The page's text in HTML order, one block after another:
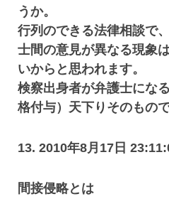
うか。
行列のできる法律相談で
士間の意見が異なる現象
いからと思われます。
検察出身者が弁護士にな
格付与）天下りそのもの
13. 2010年8月17日
間接侵略とは